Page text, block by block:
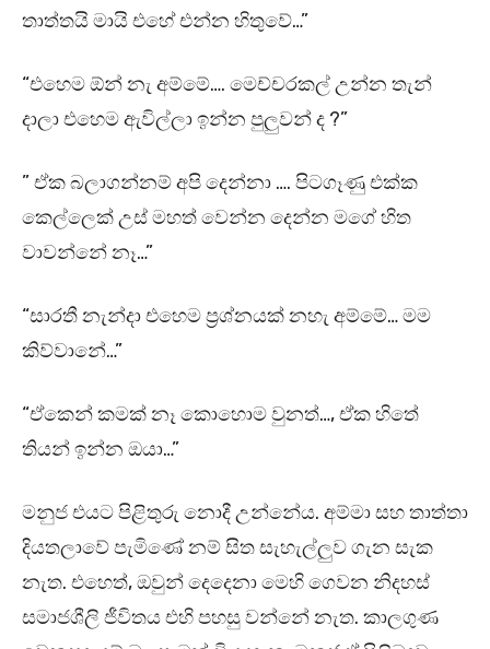
තාත්තයි මායි එහේ එන්න හිතුවේ…”
“එහෙම ඕන් නැ අම්මේ…. මෙච්චරකල් උන්න තැන්
දාලා එහෙම ඇවිල්ලා ඉන්න පුලුවන් ද ?”
” ඒක බලාගන්නම් අපි දෙන්නා …. පිටගෑණු එක්ක
කෙල්ලෙක් උස් මහත් වෙන්න දෙන්න මගේ හිත
වාවන්නේ නෑ…”
“සාරතී නැන්දා එහෙම ප්‍රශ්නයක් නහැ අම්මේ… මම
කිව්වානේ…”
“ඒකෙන් කමක් නෑ කොහොම වුනත්…, ඒක හිතේ
තියන් ඉන්න ඔයා…”
මනුජ එයට පිළිතුරු නොදී උන්නේය. අම්මා සහ තාත්තා
දියතලාවේ පැමිණේ නම් සිත සැහැල්ලුව ගැන සැක
නැත. එහෙත්, ඔවුන් දෙදෙනා මෙහි ගෙවන නිදහස්
සමාජශීලි ජීවිතය එහි පහසු වන්නේ නැත. කාලගුණ